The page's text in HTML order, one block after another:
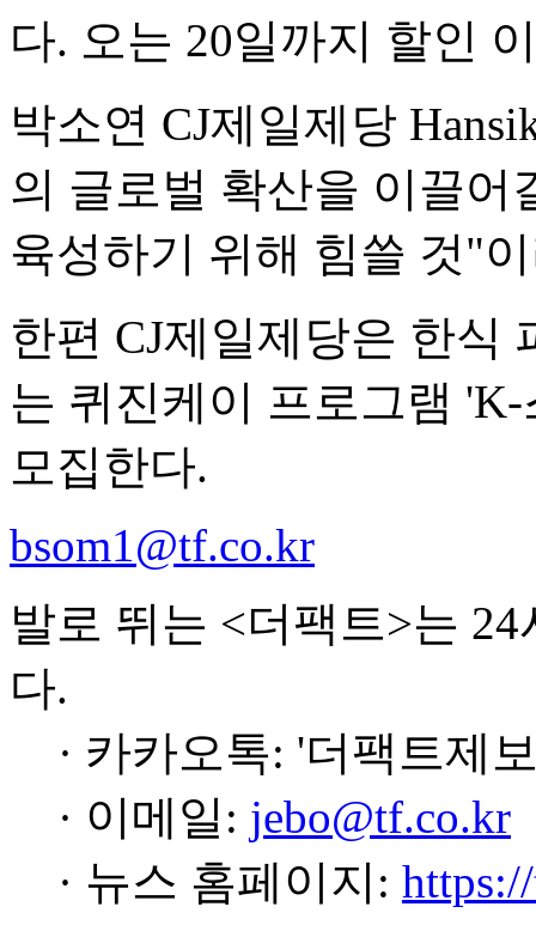
다. 오는 20일까지 할인
박소연 CJ제일제당
의 글로벌 확산을 이끌어
육성하기 위해 힘쓸 것"
한편 CJ제일제당은 한식
는 퀴진케이 프로그램
모집한다.
bsom1@tf.co.kr
발로 뛰는 <더팩트>는
다.
· 카카오톡: '더팩트제
· 이메일: jebo@tf.co.kr
· 뉴스 홈페이지: